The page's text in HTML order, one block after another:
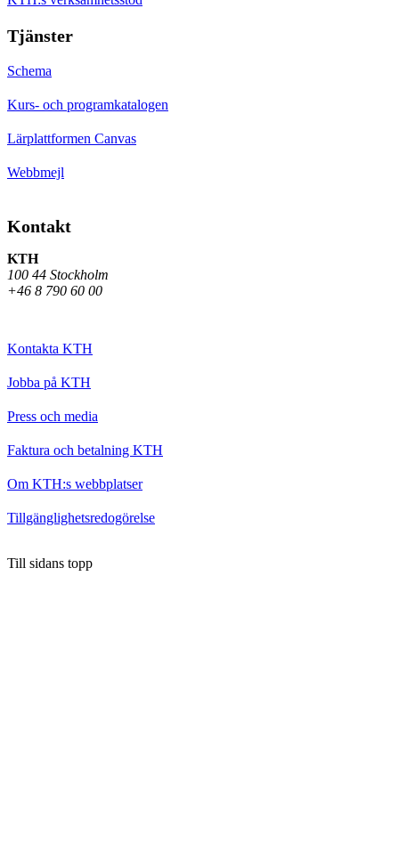
Tjänster
Schema
Kurs- och programkatalogen
Lärplattformen Canvas
Webbmejl
Kontakt
KTH
100 44 Stockholm
+46 8 790 60 00
Kontakta KTH
Jobba på KTH
Press och media
Faktura och betalning KTH
Om KTH:s webbplatser
Tillgänglighetsredogörelse
Till sidans topp